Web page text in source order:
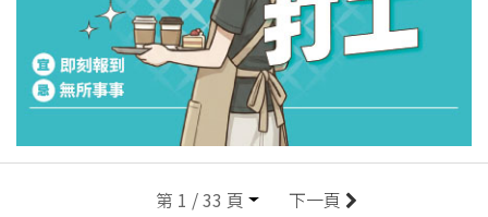
第 1 / 33 頁 下一頁